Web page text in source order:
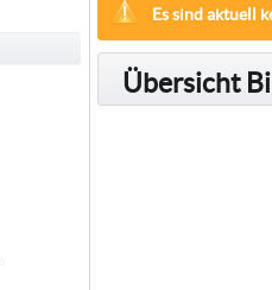
Es sind aktuell
Übersicht